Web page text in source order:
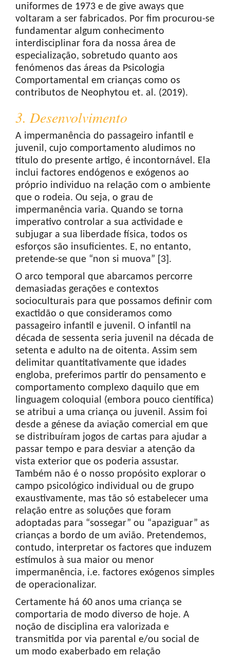
uniformes de 1973 e de give aways que
voltaram a ser fabricados. Por fim procurou-se
fundamentar algum conhecimento
interdisciplinar fora da nossa área de
especialização, sobretudo quanto aos
fenómenos das áreas da Psicologia
Comportamental em crianças como os
contributos de Neophytou et. al. (2019).
3. Desenvolvimento
A impermanência do passageiro infantil e
juvenil, cujo comportamento aludimos no
título do presente artigo, é incontornável. Ela
inclui factores endógenos e exógenos ao
próprio individuo na relação com o ambiente
que o rodeia. Ou seja, o grau de
impermanência varia. Quando se torna
imperativo controlar a sua actividade e
subjugar a sua liberdade física, todos os
esforços são insuficientes. E, no entanto,
pretende-se que “non si muova” [3].
O arco temporal que abarcamos percorre
demasiadas gerações e contextos
socioculturais para que possamos definir com
exactidão o que consideramos como
passageiro infantil e juvenil. O infantil na
década de sessenta seria juvenil na década de
setenta e adulto na de oitenta. Assim sem
delimitar quantitativamente que idades
engloba, preferimos partir do pensamento e
comportamento complexo daquilo que em
linguagem coloquial (embora pouco científica)
se atribui a uma criança ou juvenil. Assim foi
desde a génese da aviação comercial em que
se distribuíram jogos de cartas para ajudar a
passar tempo e para desviar a atenção da
vista exterior que os poderia assustar.
Também não é o nosso propósito explorar o
campo psicológico individual ou de grupo
exaustivamente, mas tão só estabelecer uma
relação entre as soluções que foram
adoptadas para “sossegar” ou “apaziguar” as
crianças a bordo de um avião. Pretendemos,
contudo, interpretar os factores que induzem
estímulos à sua maior ou menor
impermanência, i.e. factores exógenos simples
de operacionalizar.
Certamente há 60 anos uma criança se
comportaria de modo diverso de hoje. A
noção de disciplina era valorizada e
transmitida por via parental e/ou social de
um modo exaberbado em relação